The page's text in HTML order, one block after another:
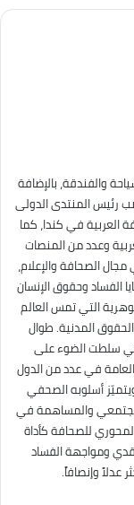
والفندقة، بالإضافة
رئيس المنتدى الدولى
العربية في كندا، كما
وعدد من المنصات
الصحافة والإعلام،
وحقوق الإنسان
التي تمس العالم
المدنية. طوال
سلطت الضوء على
العامة في عدد من الدول
أسلوبه الصحفي
والمساهمة في
للصحافة كأداة
ومواجهة الفساد
عدلاً وإنصافاً.